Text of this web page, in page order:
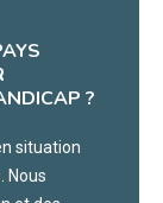
?
situation
Nous